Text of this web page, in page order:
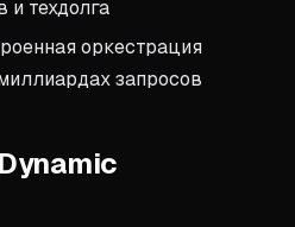
и техдолга
оркестрация
запросов